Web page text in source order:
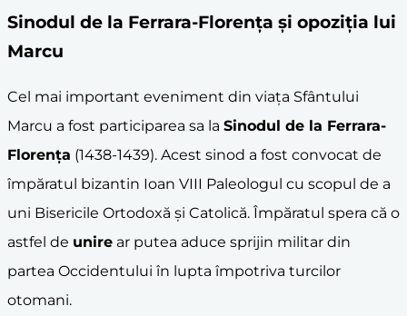
Sinodul de la Ferrara-Florența și opoziția lui
Marcu
Cel mai important eveniment din viața Sfântului
Marcu a fost participarea sa la Sinodul de la Ferrara-
Florența (1438-1439). Acest sinod a fost convocat de
împăratul bizantin Ioan VIII Paleologul cu scopul de a
uni Bisericile Ortodoxă și Catolică. Împăratul spera că o
astfel de unire ar putea aduce sprijin militar din
partea Occidentului în lupta împotriva turcilor
otomani.